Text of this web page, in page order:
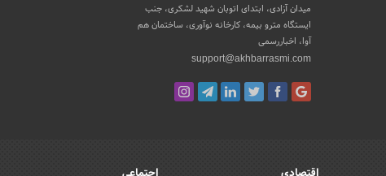
میدان آزادی، ابتدای اتوبان شهید لشکری، جنب
ایستگاه مترو بیمه، کارخانه نوآوری، ساختمان هم
آوا، اخباررسمی
support@akhbarrasmi.com